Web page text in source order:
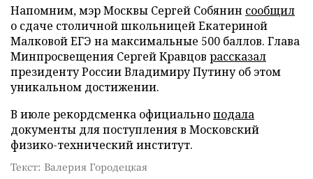
Напомним, мэр Москвы Сергей Собянин сообщил
о сдаче столичной школьницей Екатериной
Малковой ЕГЭ на максимальные 500 баллов. Глава
Минпросвещения Сергей Кравцов рассказал
президенту России Владимиру Путину об этом
уникальном достижении.
В июле рекордсменка официальноподала
документы для поступления в Московский
физико-технический институт.
Текст: Валерия Городецкая